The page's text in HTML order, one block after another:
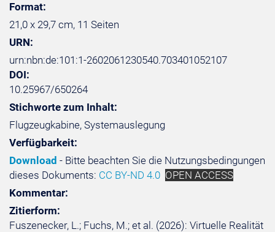
Format:
21,0 x 29,7 cm, 11 Seiten
URN:
urn:nbn:de:101:1-2602061230540.703401052107
DOI:
10.25967/650264
Stichworte zum Inhalt:
Flugzeugkabine, Systemauslegung
Verfügbarkeit:
Download - Bitte beachten Sie die Nutzungsbedingungen
dieses Dokuments: CC BY-ND 4.0 OPEN ACCESS
Kommentar:
Zitierform:
Fuszenecker, L.; Fuchs, M.; et al. (2026): Virtuelle Realität